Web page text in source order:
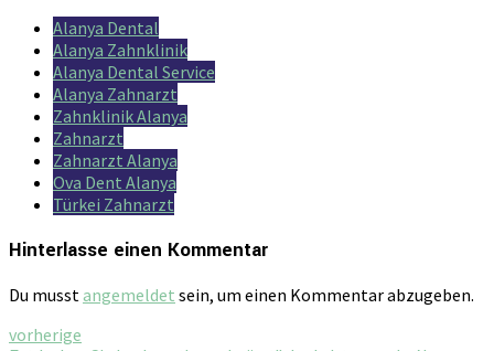
Alanya Dental
Alanya Zahnklinik
Alanya Dental Service
Alanya Zahnarzt
Zahnklinik Alanya
Zahnarzt
Zahnarzt Alanya
Ova Dent Alanya
Türkei Zahnarzt
Hinterlasse einen Kommentar
Du musstangemeldet sein, um einen Kommentar abzugeben.
vorherige